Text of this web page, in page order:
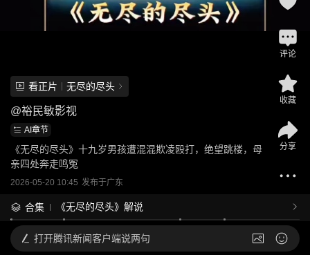
看正片 无尽的尽头
@裕民敏影视
AI章节
《无尽的尽头》十九岁男孩遭混混欺凌殴打，绝望跳楼，母
亲四处奔走鸣冤
2026-05-20 10:45 发布于广东
合集 《无尽的尽头》解说
评论
收藏
分享
打开腾讯新闻客户端说两句